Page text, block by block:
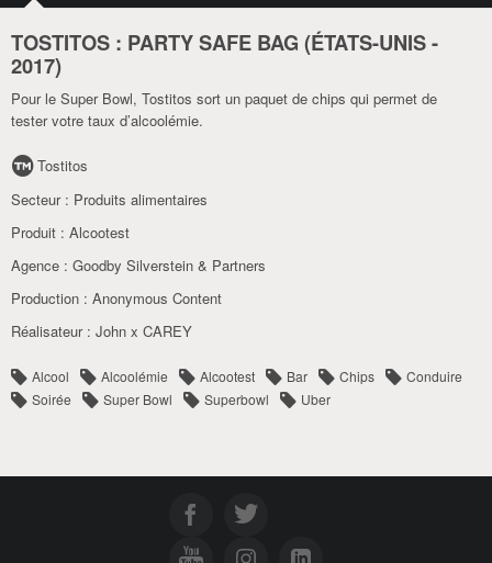
TOSTITOS : PARTY SAFE BAG (ÉTATS-UNIS-
2017)
Pour le Super Bowl, Tostitos sort un paquet de chips qui permet de
tester votre taux d’alcoolémie.
Tostitos
Secteur : Produits alimentaires
Produit : Alcootest
Agence : Goodby Silverstein & Partners
Production : Anonymous Content
Réalisateur : John x CAREY
Alcool Alcoolémie Alcootest Bar Chips
Conduire
Soirée
Super Bowl Superbowl Uber